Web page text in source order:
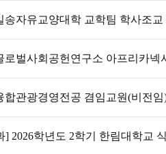
송자유교양대학 교학팀 학사조
로벌사회공헌연구소 아프리카
합관광경영전공 겸임교원(비전
] 2026학년도 2학기 한림대학교